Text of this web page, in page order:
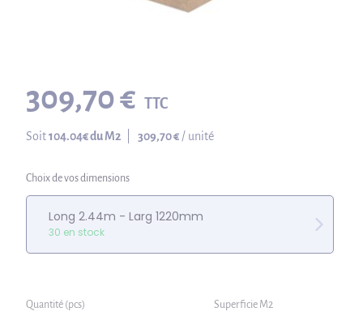
309,70 € TTC
Soit104.04€ du M2 309,70 € / unité
Choix de vos dimensions
Long 2.44m - Larg 1220mm
30 en stock
Quantité (pcs) Superficie M2